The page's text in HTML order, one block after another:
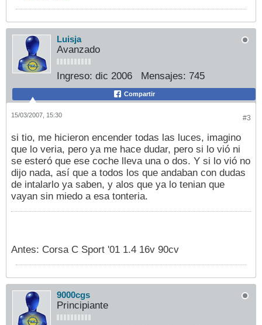
Luisja
Avanzado
Ingreso: dic 2006 Mensajes: 745
Compartir
#3
15/03/2007, 15:30
si tio, me hicieron encender todas las luces, imagino
que lo veria, pero ya me hace dudar, pero si lo vió ni
se esteró que ese coche lleva una o dos. Y si lo vió no
dijo nada, así que a todos los que andaban con dudas
de intalarlo ya saben, y alos que ya lo tenian que
vayan sin miedo a esa tonteria.
Antes: Corsa C Sport '01 1.4 16v 90cv
9000cgs
Principiante